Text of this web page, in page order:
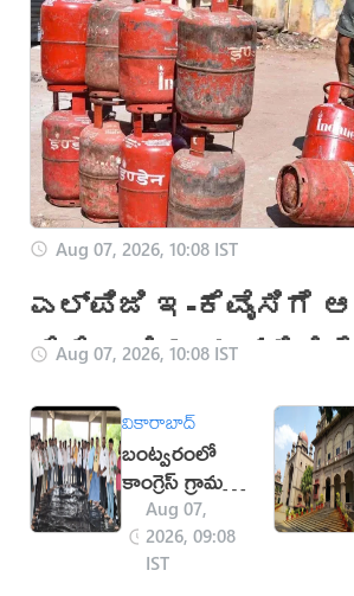
తాండూర్
కొడంగల్
Aug 07, 2026, 10:08 IST
ಎಲ್‌ಪಿಜಿ ಇ-ಕೆವೈಸಿಗೆ
ಕೊನೆಯ ದಿನ: ಸಬ್ಸಿಡಿಗೆ
ಕಂಪನಿಗಳ ಎಚ್ಚರಿಕೆ
Aug 07, 2026, 10:08 IST
వికారాబాద్
బంట్వరంలో
కాంగ్రెస్ గ్రామ
కమిటీలు ఎన్నిక
Aug 07,
2026, 09:08
IST